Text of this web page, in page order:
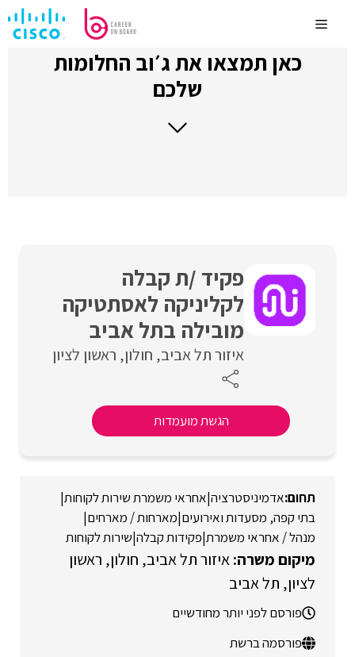
לתוכןMenu
כאן תמצאו את ג׳וב החלומות
שלכם
פקיד /ת קבלה
לקליניקה לאסתטיקה
מובילה בתל אביב
איזור תל אביב חולון ראשון לציון
הגשת מועמדות
אדמיניסטרציה|אחראי משמרת שירות לקוחות|
בתי קפה, מסעדות ואירועים|מארחות / מארחים|
מנהל / אחראי משמרת|פקידות קבלה|שירות לקוחות
איזור תל אביב חולון ראשון
לציון תל אביב
פורסם לפני יותר מחודשיים
פורסמה ברשת